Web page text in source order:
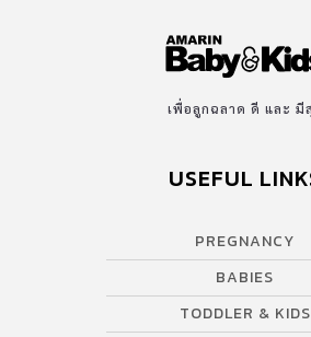
ได้ดี จะได้แฮปปี้ อารมณ์ดี สนุกกับการออกไป
นอกจากการดูแลเอาใจใส่ที่ดีจากคุณพ่อคุณแ
มีสารอาหารหลากหลาย เพื่อให้ลูกน้อยได้รับส
ร่างกาย คัดสรรเฉพาะจากเนสท์เล่ นำเข้าจา
เอ, โอเมก้า 3,6,9, แคลเซียมและวิตามินซีสูง
ประโยชน์ต่อร่างกายอีกหลากหลาย นมผงแล็ค
จำหน่ายทั่วโลก ควบคุมและพัฒนาสูตรด้วยมา
เนสท์เล่ และได้รับสัญลักษณ์โภชนาการทางเ
เพื่อลูกฉลาด ดี และ มี
USEFUL
PREGNANCY
BABIES
TODDLER & KIDS